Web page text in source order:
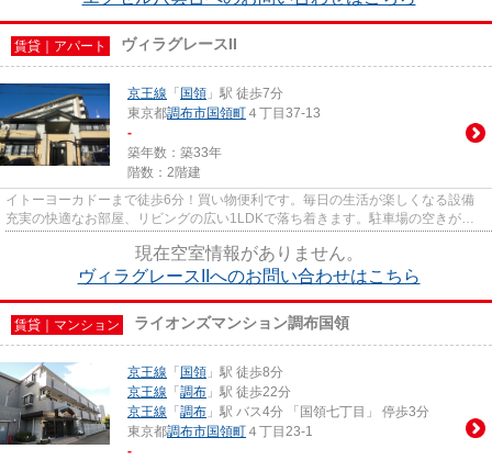
賃貸｜アパート ヴィラグレースII
京王線 「 国領 」駅 徒歩7分
東京都調布市国領町 ４丁目37-13
-
築年数：築33年
階数：2階建
イトーヨーカドーまで徒歩6分！買い物便利です。毎日の生活が楽しくなる設備
充実の快適なお部屋、リビングの広い1LDKで落ち着きます。駐車場の空きがあ
現在空室情報がありません。
ヴィラグレースIIへのお問い合わせはこちら
賃貸｜マンション ライオンズマンション調布国領
京王線 「 国領 」駅 徒歩8分
京王線 「 調布 」駅 徒歩22分
京王線 「 調布 」駅 バス4分 「国領七丁目」 停歩3分
東京都調布市国領町 ４丁目23-1
-